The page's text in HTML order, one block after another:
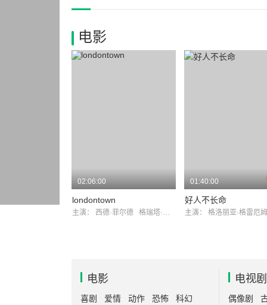
电影
02:06:00
londontown
主演： 西德·菲尔德 格瑞塔·基恩特
01:40:00
好人不长命
主演： 格洛丽亚·格雷厄
电影
喜剧 爱情 动作 恐怖 科幻
电视剧
偶像剧